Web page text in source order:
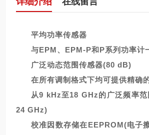
平均功率传感器
与EPM、EPM-P和P系列功率计
广泛动态范围传感器(80 dB)
在所有调制格式下均可提供精确
从9 kHz至18 GHz的广泛频率
24 GHz)
校准因数存储在EEPROM(电子